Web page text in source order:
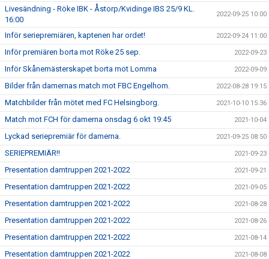
Livesändning - Röke IBK - Åstorp/Kvidinge IBS 25/9 KL.
16:00
2022-09-25 10:00
Inför seriepremiären, kaptenen har ordet! 2022-09-24 11:00
Inför premiären borta mot Röke 25 sep. 2022-09-23
Inför Skånemästerskapet borta mot Lomma 2022-09-09
Bilder från damernas match mot FBC Engelhom. 2022-08-28 19:15
Matchbilder från mötet med FC Helsingborg. 2021-10-10 15:36
Match mot FCH för damerna onsdag 6 okt 19:45 2021-10-04
Lyckad seriepremiär för damerna. 2021-09-25 08:50
SERIEPREMIÄR!! 2021-09-23
Presentation damtruppen 2021-2022 2021-09-21
Presentation damtruppen 2021-2022 2021-09-05
Presentation damtruppen 2021-2022 2021-08-28
Presentation damtruppen 2021-2022 2021-08-26
Presentation damtruppen 2021-2022 2021-08-14
Presentation damtruppen 2021-2022 2021-08-08